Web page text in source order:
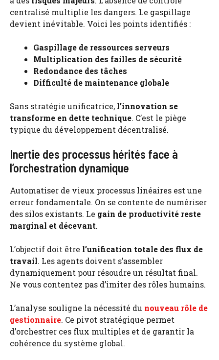
centralisé multiplie les dangers. Le gaspillage
devient inévitable. Voici les points identifiés :
Gaspillage de ressources serveurs
Multiplication des failles de sécurité
Redondance des tâches
Difficulté de maintenance globale
Sans stratégie unificatrice, l’innovation se
transforme en dette technique. C’est le piège
typique du développement décentralisé.
Inertie des processus hérités face à
l’orchestration dynamique
Automatiser de vieux processus linéaires est une
erreur fondamentale. On se contente de numériser
des silos existants. Le gain de productivité reste
marginal et décevant.
L’objectif doit être l’unification totale des flux de
travail. Les agents doivent s’assembler
dynamiquement pour résoudre un résultat final.
Ne vous contentez pas d’imiter des rôles humains.
L’analyse souligne la nécessité du nouveau rôle de
gestionnaire. Ce pivot stratégique permet
d’orchestrer ces flux multiples et de garantir la
cohérence du système global.